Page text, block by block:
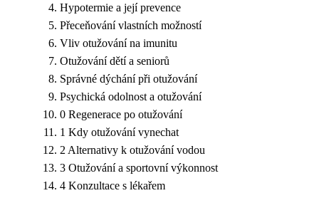
Hypotermie a její prevence
Přeceňování vlastních možností
Vliv otužování na imunitu
Otužování dětí a seniorů
Správné dýchání při otužování
Psychická odolnost a otužování
0 Regenerace po otužování
1 Kdy otužování vynechat
2 Alternativy k otužování vodou
3 Otužování a sportovní výkonnost
4 Konzultace s lékařem